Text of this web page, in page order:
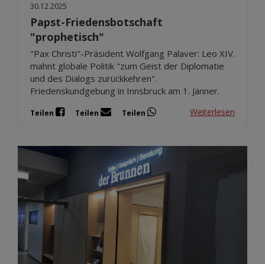
30.12.2025
Papst-Friedensbotschaft
"prophetisch"
"Pax Christi"-Präsident Wolfgang Palaver: Leo XIV.
mahnt globale Politik "zum Geist der Diplomatie
und des Dialogs zurückkehren".
Friedenskundgebung in Innsbruck am 1. Jänner.
Teilen Teilen Teilen Weiterlesen